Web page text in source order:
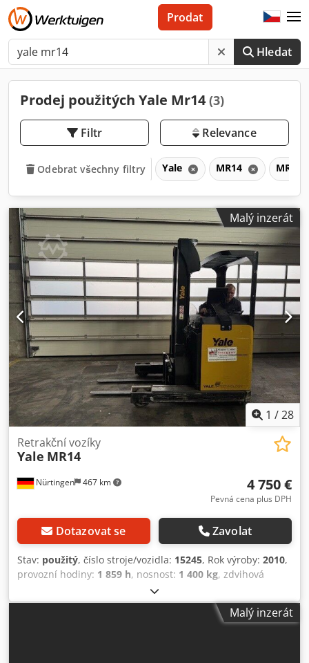
Hledat
Prodat
Prodej použitých Yale Mr14 (3)
Filtr Relevance
Odebrat všechny filtry Yale MR14 MR
Malý inzerát
1 /28
Nürtingen 467 km
Retrakční vozíky
Yale MR14
4 750 €
Pevná cena plus DPH
Dotazovat se Zavolat
Stav: použitý, číslo stroje/vozidla: 15245, Rok výroby: 2010,
provozní hodiny: 1 859 h, nosnost: 1 400 kg, zdvihová
, volný zdvih:1 870 mm
600 mm, typ paliva:elektrický, typ stožáru:triplex,
48 V, délka
Malý inzerát